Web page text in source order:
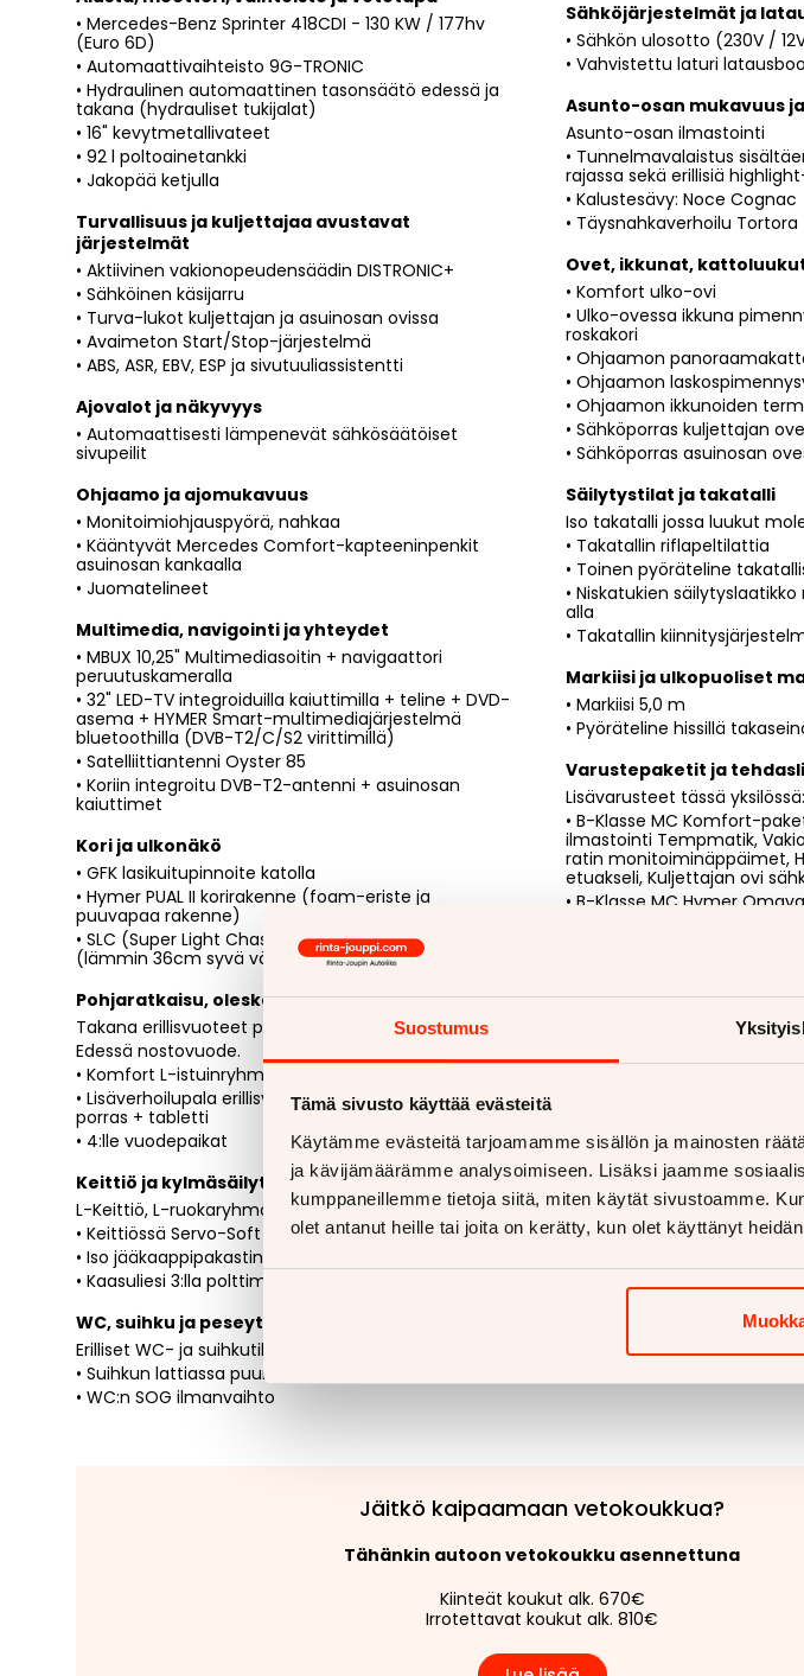
Suostumus
Tämä sivusto käyttää evästeitä
Käytämme evästeitä tarjoamamme sisällön ja mainosten
ja kävijämäärämme analysoimiseen. Lisäksi jaamme
kumppaneillemme tietoja siitä, miten käytät sivustoamme.
olet antanut heille tai joita on kerätty, kun olet käyttänyt
• Mercedes-Benz Sprinter 418CDI - 130 KW / 177hv
(Euro 6D)
• Automaattivaihteisto 9G-TRONIC
• Hydraulinen automaattinen tasonsäätö edessä ja
takana (hydrauliset tukijalat)
• 16" kevytmetallivateet
• 92 l poltoainetankki
• Jakopää ketjulla
Turvallisuus ja kuljettajaa avustavat
järjestelmät
• Aktiivinen vakionopeudensäädin DISTRONIC+
• Sähköinen käsijarru
• Turva-lukot kuljettajan ja asuinosan ovissa
• Avaimeton Start/Stop-järjestelmä
• ABS, ASR, EBV, ESP ja sivutuuliassistentti
Ajovalot ja näkyvyys
• Automaattisesti lämpenevät sähkösäätöiset
sivupeilit
Ohjaamo ja ajomukavuus
• Monitoimiohjauspyörä, nahkaa
• Kääntyvät Mercedes Comfort-kapteeninpenkit
asuinosan kankaalla
• Juomatelineet
Multimedia, navigointi ja yhteydet
• MBUX 10,25" Multimediasoitin + navigaattori
peruutuskameralla
• 32" LED-TV integroiduilla kaiuttimilla + teline + DVD-
asema + HYMER Smart-multimediajärjestelmä
bluetoothilla (DVB-T2/C/S2 virittimillä)
• Satelliittiantenni Oyster 85
• Koriin integroitu DVB-T2-antenni + asuinosan
kaiuttimet
Kori ja ulkonäkö
• GFK lasikuitupinnoite katolla
• Hymer PUAL II korirakenne (foam-eriste ja
puuvapaa rakenne)
• SLC (Super Light Chassis) kaksoispohjarakenne
(lämmin 36cm syvä välipohja)
Pohjaratkaisu, oleskelutilat ja vuodepaikat
Takana erillisvuoteet pitkittäin, yhdistetävissä.
Edessä nostovuode.
• Komfort L-istuinryhmä
• Lisäverhoilupala erillisvuoteiden väliin ja komfort-
porras + tabletti
• 4:lle vuodepaikat
Keittiö ja kylmäsäilytys
L-Keittiö, L-ruokaryhmä.
• Keittiössä Servo-Soft itsesulkumekanismi
• Iso jääkaappipakastin Smart-Tower 142 l
• Kaasuliesi 3:lla polttimolla ja piezo-sytytyksellä
WC, suihku ja peseytymistilat
Erilliset WC- ja suihkutilat.
• Suihkun lattiassa puuritilä
• WC:n SOG ilmanvaihto
Sähköjärjestelmät ja
• Sähkön ulosotto (230V /
• Vahvistettu laturi
Asunto-osan mukavuus
Asunto-osan ilmastointi
• Tunnelmavalaistus
rajassa sekä erillisiä
• Kalustesävy: Noce Cognac
• Täysnahkaverhoilu Tortora
Ovet, ikkunat,
• Komfort ulko-ovi
• Ulko-ovessa ikkuna
roskakori
• Ohjaamon
• Ohjaamon
• Ohjaamon ikkunoiden
• Sähköporras kuljettajan
• Sähköporras asuinosan
Säilytystilat ja takatalli
Iso takatalli jossa luukut
• Takatallin riflapeltilattia
• Toinen pyöräteline
• Niskatukien
alla
• Takatallin
Markiisi ja ulkopuoliset
• Markiisi 5,0 m
• Pyöräteline hissillä
Varustepaketit ja
Lisävarusteet tässä yksilössä:
• B-Klasse MC Komfort-
ilmastointi Tempmatik,
ratin monitoiminäppäimet,
etuakseli, Kuljettajan ovi
• B-Klasse MC Hymer
3 x 12V / 2x tupla-USB
Huolto, historia ja takuu
• 2019 vuosimalli,
Myyjän yhteystiedot
Henry Fräntilä044 599 4237
Jäitkö kaipaamaan vetokoukkua?
Tähänkin autoon vetokoukku asennettuna
Kiinteät koukut alk. 670€
Irrotettavat koukut alk. 810€